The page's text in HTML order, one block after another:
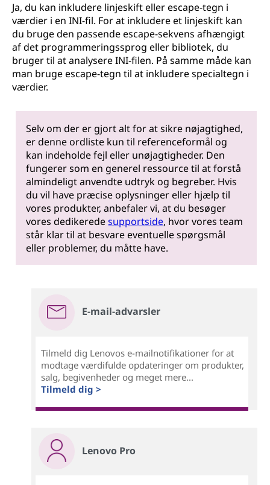
Ja, du kan inkludere linjeskift eller escape-tegn i
værdier i en INI-fil. For at inkludere et linjeskift kan
du bruge den passende escape-sekvens afhængigt
af det programmeringssprog eller bibliotek, du
bruger til at analysere INI-filen. På samme måde kan
man bruge escape-tegn til at inkludere specialtegn i
værdier.
Selv om der er gjort alt for at sikre nøjagtighed,
er denne ordliste kun til referenceformål og
kan indeholde fejl eller unøjagtigheder. Den
fungerer som en generel ressource til at forstå
almindeligt anvendte udtryk og begreber. Hvis
du vil have præcise oplysninger eller hjælp til
vores produkter, anbefaler vi, at du besøger
vores dedikeredesupportside, hvor vores team
står klar til at besvare eventuelle spørgsmål
eller problemer, du måtte have.
E-mail-advarsler
Tilmeld dig Lenovos e-mailnotifikationer for at
modtage værdifulde opdateringer om produkter,
salg, begivenheder og meget mere...
Tilmeld dig >
Lenovo Pro